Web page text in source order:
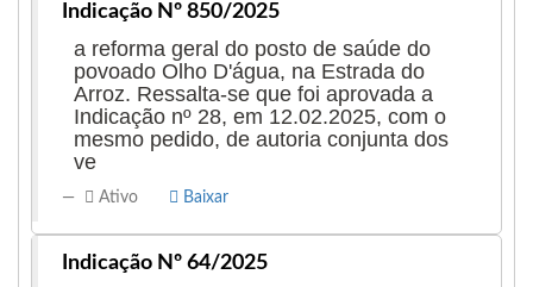
Indicação Nº 850/2025
a reforma geral do posto de saúde do
povoado Olho D'água, na Estrada do
Arroz. Ressalta-se que foi aprovada a
Indicação nº 28, em 12.02.2025, com o
mesmo pedido, de autoria conjunta dos
ve
Ativo Baixar
Indicação Nº 64/2025